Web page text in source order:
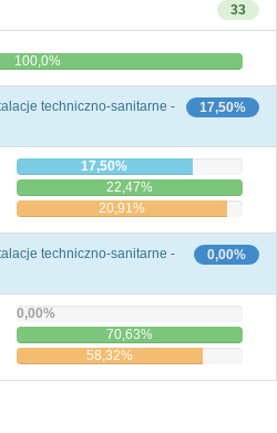
33
100,0%
17,50%
techniczno-sanitarne -
17,50%
22,47%
20,91%
0,00%
techniczno-sanitarne -
0,00%
70,63%
58,32%